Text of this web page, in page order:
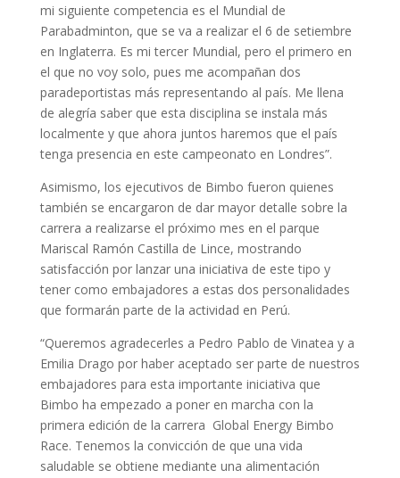
mi siguiente competencia es el Mundial de
Parabadminton, que se va a realizar el 6 de setiembre
en Inglaterra. Es mi tercer Mundial, pero el primero en
el que no voy solo, pues me acompañan dos
paradeportistas más representando al país. Me llena
de alegría saber que esta disciplina se instala más
localmente y que ahora juntos haremos que el país
tenga presencia en este campeonato en Londres”.
Asimismo, los ejecutivos de Bimbo fueron quienes
también se encargaron de dar mayor detalle sobre la
carrera a realizarse el próximo mes en el parque
Mariscal Ramón Castilla de Lince, mostrando
satisfacción por lanzar una iniciativa de este tipo y
tener como embajadores a estas dos personalidades
que formarán parte de la actividad en Perú.
“Queremos agradecerles a Pedro Pablo de Vinatea y a
Emilia Drago por haber aceptado ser parte de nuestros
embajadores para esta importante iniciativa que
Bimbo ha empezado a poner en marcha con la
primera edición de la carrera Global Energy Bimbo
Race. Tenemos la convicción de que una vida
saludable se obtiene mediante una alimentación